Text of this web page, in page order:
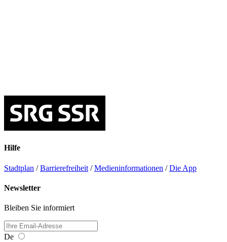
Hilfe
Stadtplan /Barrierefreiheit /Medieninformationen /Die App
Newsletter
Bleiben Sie informiert
De